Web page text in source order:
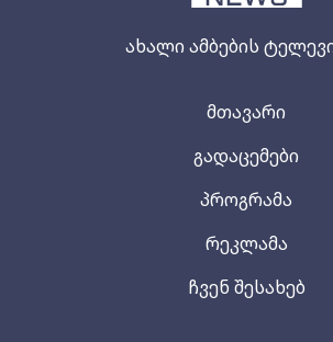
ახალი ამბების
მთავარი
გადაცემები
პროგრამა
რეკლამა
ჩვენ შესახებ